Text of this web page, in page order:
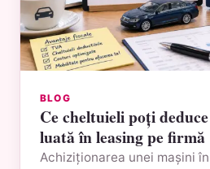
BLOG
Ce cheltuieli poți
luată în leasing pe firmă
Achiziționarea unei mașini